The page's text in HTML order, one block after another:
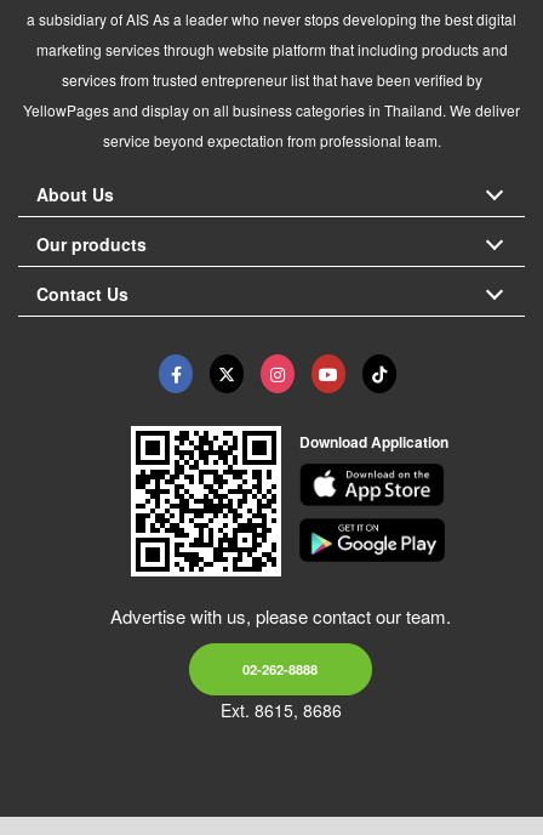
a subsidiary of AIS As a leader who never stops developing the best digital
marketing services through website platform that including products and
services from trusted entrepreneur list that have been verified by
YellowPages and display on all business categories in Thailand. We deliver
service beyond expectation from professional team.
About Us
Our products
Contact Us
Download Application
Advertise with us, please contact our team.
02-262-8888
Ext. 8615, 8686